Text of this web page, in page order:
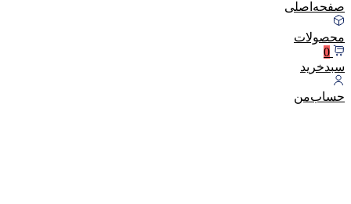
صفحه‌اصلی
محصولات
0
سبد‌خرید
حساب‌من